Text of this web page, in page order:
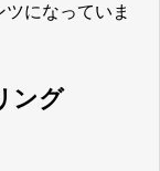
ツになっていま
ング